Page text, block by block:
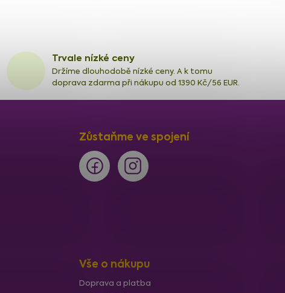
Trvale nízké ceny
Držíme dlouhodobě nízké ceny. A k tomu
doprava zdarma při nákupu od 1390 Kč/56 EUR.
Zůstaňme ve spojení
Vše o nákupu
Doprava a platba